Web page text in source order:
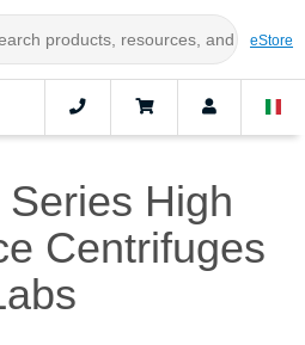
eStore
High
Centrifuges